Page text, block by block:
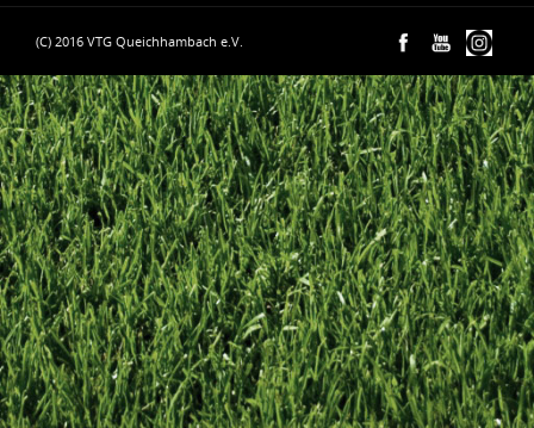
(C) 2016 VTG Queichhambach e.V.